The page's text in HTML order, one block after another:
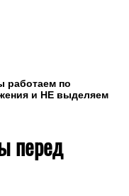
работаем по
и НЕ выделяем
перед